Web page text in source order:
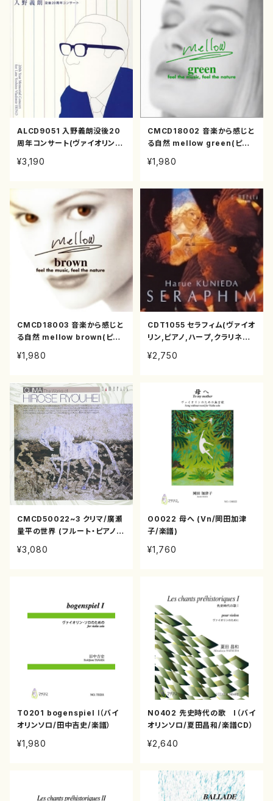
ALCD9051 入野義朗没後20
周年コンサート(ヴァイオリン,
プ,パーカッション,クラリネット,
三絃,二十絃箏,十七絃箏,尺八,
篠笛/入野義朗/CD)
¥3,190
CMCD18002 音楽から感じと
る自然 mellow green(ピアノ
¥1,980
CMCD18003 音楽から感じと
る自然 mellow brown(ピア
¥1,980
CDT1055 セラフィム(ヴァイオ
リン,ピアノ,ハープ,クラリネッ
¥2,750
CMCD50022~3 クリマ/廣瀬
量平の世界 (フルート・ピアノ・
¥3,080
O0022 母へ (Vn/岡田加津
子/楽譜)
¥1,760
T0201 bogenspiel Ⅰ（バイ
オリンソロ/田中吉史/楽譜）
¥1,980
N0402 先史時代の歌 I（バイ
オリンソロ/夏田昌和/楽譜CD）
¥2,640